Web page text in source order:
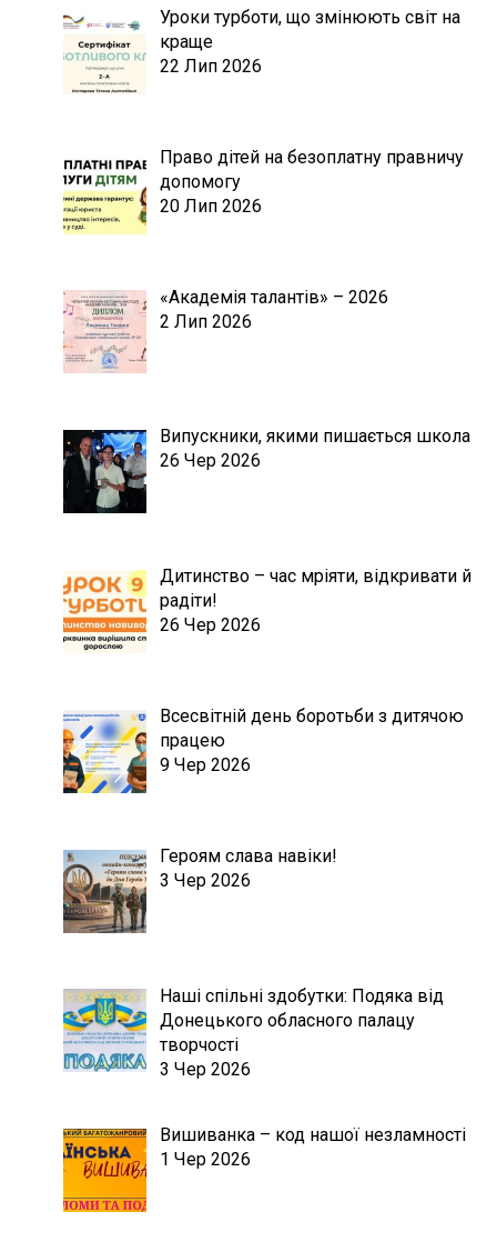
Уроки турботи, що змінюють світ на
краще
22 Лип 2026
Право дітей на безоплатну правничу
допомогу
20 Лип 2026
«Академія талантів» – 2026
2 Лип 2026
Випускники, якими пишається школа
26 Чер 2026
Дитинство – час мріяти, відкривати й
радіти!
26 Чер 2026
Всесвітній день боротьби з дитячою
працею
9 Чер 2026
Героям слава навіки!
3 Чер 2026
Наші спільні здобутки: Подяка від
Донецького обласного палацу
творчості
3 Чер 2026
Вишиванка – код нашої незламності
1 Чер 2026